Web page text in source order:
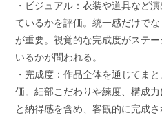
・ビジュアル：衣装や道具など
ているかを評価。統一感だけで
が重要。視覚的な完成度がステ
いるかが問われる。
・完成度：作品全体を通じてま
価。細部こだわりや練度、構成
と納得感を含め、客観的に完成さ